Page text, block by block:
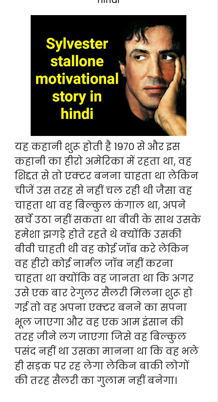
यह कहानी शुरू होती है 1970 से और इस
कहानी का हीरो अमेरिका में रहता था, वह
शिद्दत से तो एक्टर बनना चाहता था लेकिन
चीजें उस तरह से नहीं चल रही थी जैसा वह
चाहता था वह बिल्कुल कंगाल था, अपने
खर्चे उठा नहीं सकता था बीवी के साथ उसके
हमेशा झगड़े होते रहते थे क्योंकि उसकी
बीवी चाहती थी वह कोई जॉब करे लेकिन
वह हीरो कोई नार्मल जॉब नहीं करना
चाहता था क्योंकि वह जानता था कि अगर
उसे एक बार रेगुलर सैलरी मिलना शुरू हो
गई तो वह अपना एक्टर बनने का सपना
भूल जाएगा और वह एक आम इंसान की
तरह जीने लग जाएगा जिसे वह बिल्कुल
पसंद नहीं था उसका मानना था कि वह भले
ही सड़क पर रह लेगा लेकिन बाकी लोगों
की तरह सैलरी का गुलाम नहीं बनेगा।